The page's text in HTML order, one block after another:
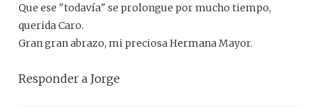
Que ese "todavía" se prolongue por mucho tiempo,
querida Caro.
Gran gran abrazo, mi preciosa Hermana Mayor.
Responder a Jorge